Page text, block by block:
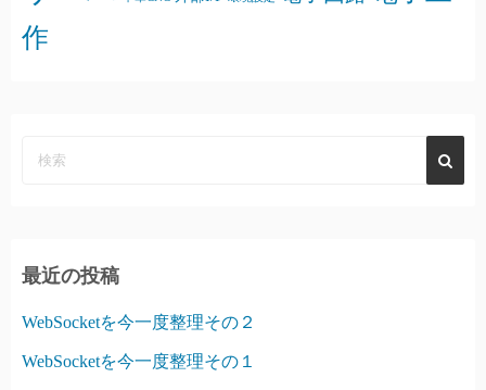
作
最近の投稿
WebSocketを今一度整理その２
WebSocketを今一度整理その１